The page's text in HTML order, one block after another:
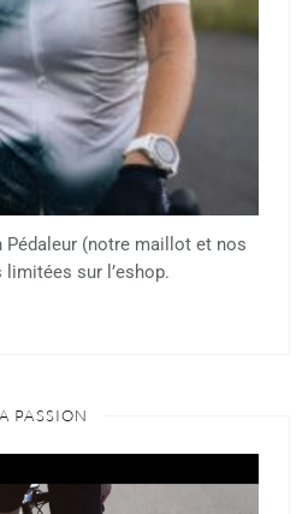
(notre maillot et nos
sur l’eshop.
PASSION